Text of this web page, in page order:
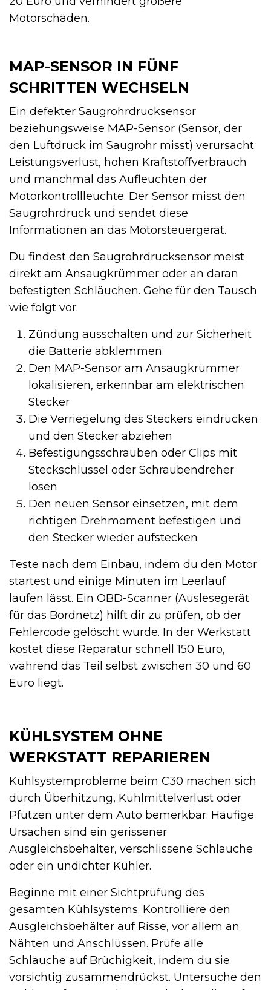
Motorschäden.
MAP-SENSOR IN FÜNF
SCHRITTEN WECHSELN
Ein defekter Saugrohrdrucksensor
beziehungsweise MAP-Sensor (Sensor, der
den Luftdruck im Saugrohr misst) verursacht
Leistungsverlust, hohen Kraftstoffverbrauch
und manchmal das Aufleuchten der
Motorkontrollleuchte. Der Sensor misst den
Saugrohrdruck und sendet diese
Informationen an das Motorsteuergerät.
Du findest den Saugrohrdrucksensor meist
direkt am Ansaugkrümmer oder an daran
befestigten Schläuchen. Gehe für den Tausch
wie folgt vor:
Zündung ausschalten und zur Sicherheit
die Batterie abklemmen
Den MAP-Sensor am Ansaugkrümmer
lokalisieren, erkennbar am elektrischen
Stecker
Die Verriegelung des Steckers eindrücken
und den Stecker abziehen
Befestigungsschrauben oder Clips mit
Steckschlüssel oder Schraubendreher
lösen
Den neuen Sensor einsetzen, mit dem
richtigen Drehmoment befestigen und
den Stecker wieder aufstecken
Teste nach dem Einbau, indem du den Motor
startest und einige Minuten im Leerlauf
laufen lässt. Ein OBD-Scanner (Auslesegerät
für das Bordnetz) hilft dir zu prüfen, ob der
Fehlercode gelöscht wurde. In der Werkstatt
kostet diese Reparatur schnell 150 Euro,
während das Teil selbst zwischen 30 und 60
Euro liegt.
KÜHLSYSTEM OHNE
WERKSTATT REPARIEREN
Kühlsystemprobleme beim C30 machen sich
durch Überhitzung, Kühlmittelverlust oder
Pfützen unter dem Auto bemerkbar. Häufige
Ursachen sind ein gerissener
Ausgleichsbehälter, verschlissene Schläuche
oder ein undichter Kühler.
Beginne mit einer Sichtprüfung des
gesamten Kühlsystems. Kontrolliere den
Ausgleichsbehälter auf Risse, vor allem an
Nähten und Anschlüssen. Prüfe alle
Schläuche auf Brüchigkeit, indem du sie
vorsichtig zusammendrückst. Untersuche den